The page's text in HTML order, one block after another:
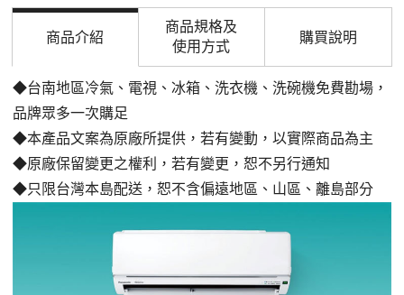
商品介紹
商品規格及
使用方式
購買說明
◆台南地區冷氣、電視、冰箱、洗衣機、洗碗機免費勘場，
品牌眾多一次購足
◆本產品文案為原廠所提供，若有變動，以實際商品為主
◆原廠保留變更之權利，若有變更，恕不另行通知
◆只限台灣本島配送，恕不含偏遠地區、山區、離島部分